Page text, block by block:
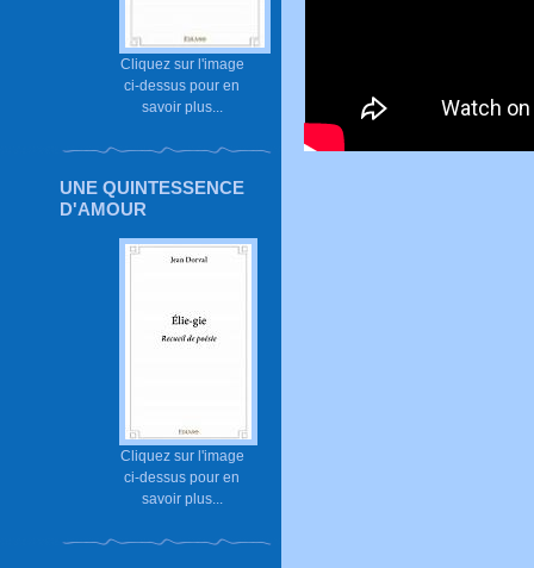
Cliquez sur l'image
ci-dessus pour en
savoir plus...
UNE QUINTESSENCE
D'AMOUR
Cliquez sur l'image
ci-dessus pour en
savoir plus...